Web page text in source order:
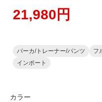
21,980円
パーカ/トレーナー/パンツ
フ
インポート
カラー